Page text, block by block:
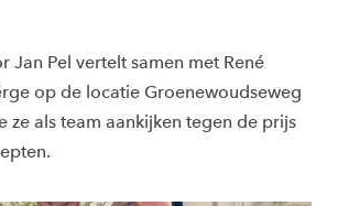
Jan Pel vertelt samen met René
op de locatie Groenewoudseweg
ze als team aankijken tegen de prijs